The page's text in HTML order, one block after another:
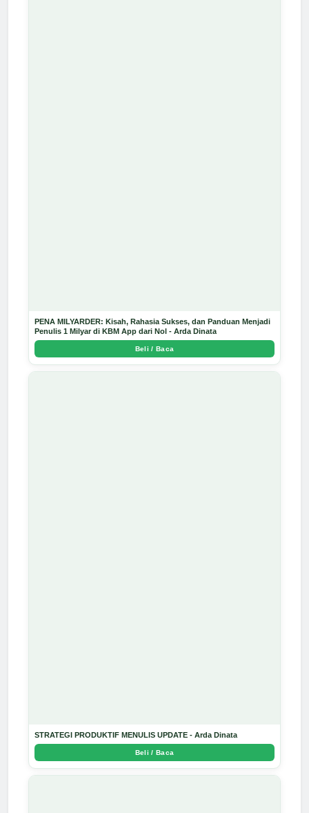
PENA MILYARDER: Kisah, Rahasia Sukses, dan Panduan Menjadi
Penulis 1 Milyar di KBM App dari Nol - Arda Dinata
Beli / Baca
STRATEGI PRODUKTIF MENULIS UPDATE - Arda Dinata
Beli / Baca